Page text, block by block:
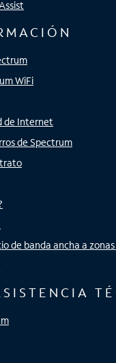
WiFi
de Internet
de Spectrum
de banda ancha a